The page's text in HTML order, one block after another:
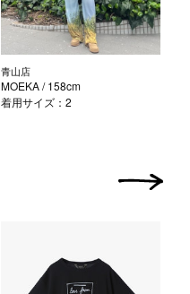
青山店
MOEKA/ 158cm
着用サイズ：2
次の画像